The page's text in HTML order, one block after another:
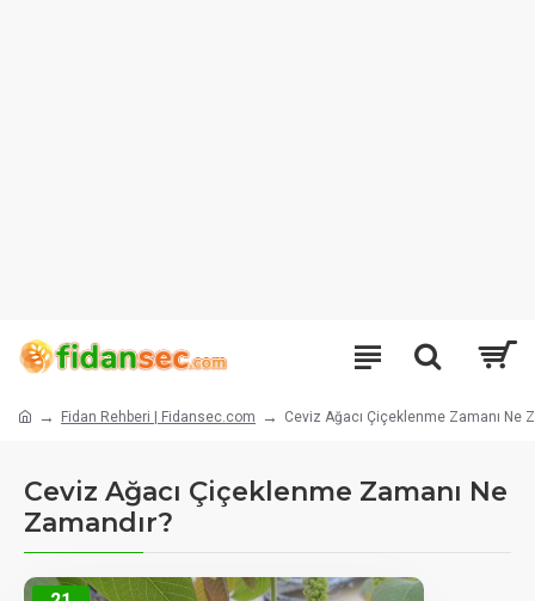
Fidan Rehberi | Fidansec.com Ceviz Ağacı Çiçeklenme Zamanı Ne
Ceviz Ağacı Çiçeklenme Zamanı Ne
Zamandır?